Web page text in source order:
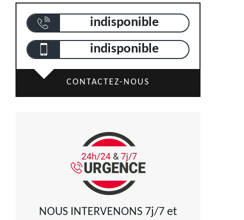
indisponible
indisponible
CONTACTEZ-NOUS
NOUS INTERVENONS 7j/7 et